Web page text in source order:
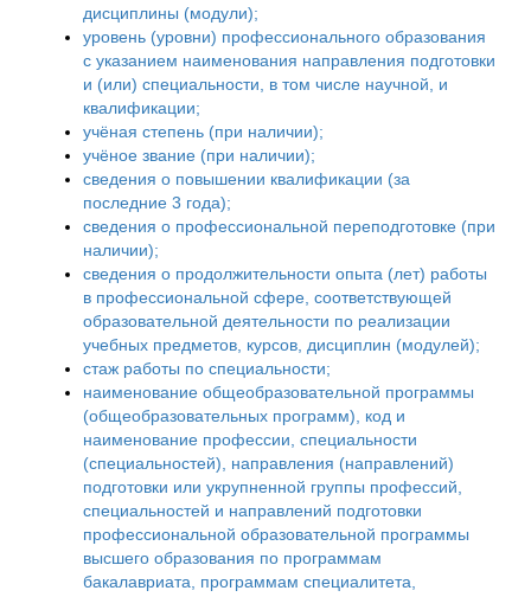
дисциплины (модули);
уровень (уровни) профессионального образования
с указанием наименования направления подготовки
и (или) специальности, в том числе научной, и
квалификации;
учёная степень (при наличии);
учёное звание (при наличии);
сведения о повышении квалификации (за
последние 3 года);
сведения о профессиональной переподготовке (при
наличии);
сведения о продолжительности опыта (лет) работы
в профессиональной сфере, соответствующей
образовательной деятельности по реализации
учебных предметов, курсов, дисциплин (модулей);
стаж работы по специальности;
наименование общеобразовательной программы
(общеобразовательных программ), код и
наименование профессии, специальности
(специальностей), направления (направлений)
подготовки или укрупненной группы профессий,
специальностей и направлений подготовки
профессиональной образовательной программы
высшего образования по программам
бакалавриата, программам специалитета,